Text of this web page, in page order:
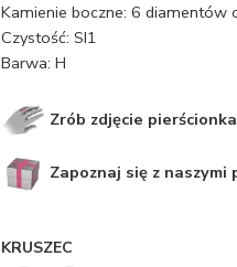
Kamienie boczne: 6
Czystość: SI1
Barwa: H
Zrób zdjęcie
Zapoznaj się z naszymi
KRUSZEC